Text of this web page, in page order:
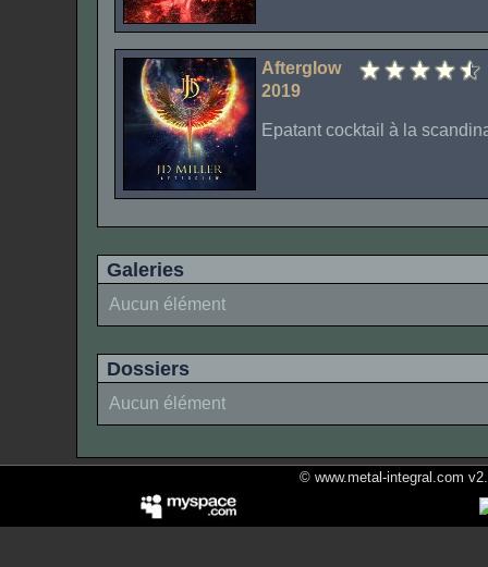
Afterglow
2019
Epatant cocktail à la
Galeries
Aucun élément
Dossiers
Aucun élément
© www.metal-integral.com